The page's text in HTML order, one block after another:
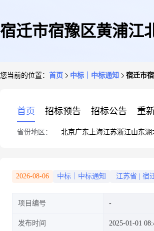
宿迁市宿豫区黄浦江
您当前的位置： 首页 中标｜中标通知 宿迁市
首页 招标预告 招标公告 重
省份地区： 北京广东 上海江苏浙江山东湖
2026-08-06 中标｜中标通知 江苏省 宿
项目编号
发布时间 2025-01-01